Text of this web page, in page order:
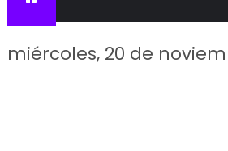
miércoles, 20 de